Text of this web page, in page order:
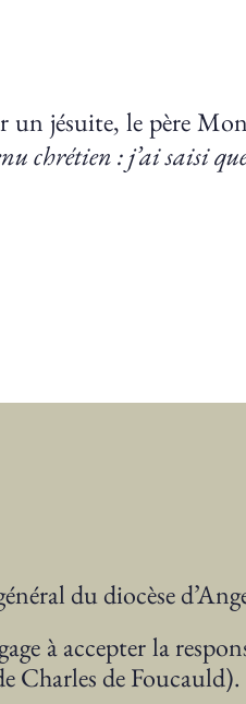
un jésuite, le père
chrétien : j’ai saisi
du diocèse
à accepter la
Charles de Foucauld).